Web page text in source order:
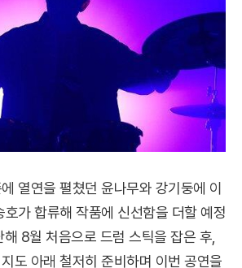
열연을 펼쳤던 윤나무와 강기둥에 이
호가 합류해 작품에 신선함을 더할 예정
8월 처음으로 드럼 스틱을 잡은 후,
도 아래 철저히 준비하며 이번 공연을